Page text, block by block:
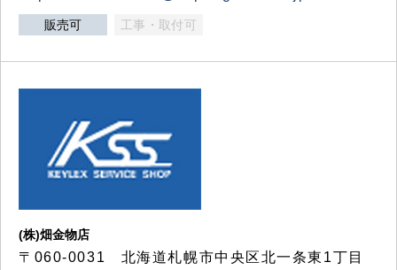
販売可 工事・取付可
(株)畑金物店
〒060-0031 北海道札幌市中央区北一条東1丁目